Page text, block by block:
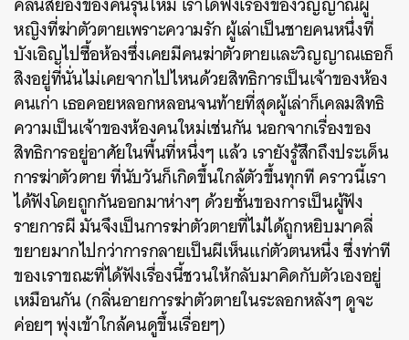
หญิงที่ฆ่าตัวตายเพราะความรัก ผู้เล่าเป็นชายคนหนึ่งที่
บังเอิญไปซื้อห้องซึ่งเคยมีคนฆ่าตัวตายและวิญญาณเธอก็
สิงอยู่ที่นั่นไม่เคยจากไปไหนด้วยสิทธิการเป็นเจ้าของห้อง
คนเก่า เธอคอยหลอกหลอนจนท้ายที่สุดผู้เล่าก็เคลมสิทธิ
ความเป็นเจ้าของห้องคนใหม่เช่นกัน นอกจากเรื่องของ
สิทธิการอยู่อาศัยในพื้นที่หนึ่งๆ แล้ว เรายังรู้สึกถึงประเด็น
การฆ่าตัวตาย ที่นับวันก็เกิดขึ้นใกล้ตัวขึ้นทุกที คราวนี้เรา
ได้ฟังโดยถูกกันออกมาห่างๆ ด้วยชั้นของการเป็นผู้ฟัง
รายการผี มันจึงเป็นการฆ่าตัวตายที่ไม่ได้ถูกหยิบมาคลี่
ขยายมากไปกว่าการกลายเป็นผีเห็นแก่ตัวตนหนึ่ง ซึ่งท่าที
ของเราขณะที่ได้ฟังเรื่องนี้ชวนให้กลับมาคิดกับตัวเองอยู่
เหมือนกัน (กลิ่นอายการฆ่าตัวตายในระลอกหลังๆ ดูจะ
ค่อยๆ พุ่งเข้าใกล้คนดูขึ้นเรื่อยๆ)